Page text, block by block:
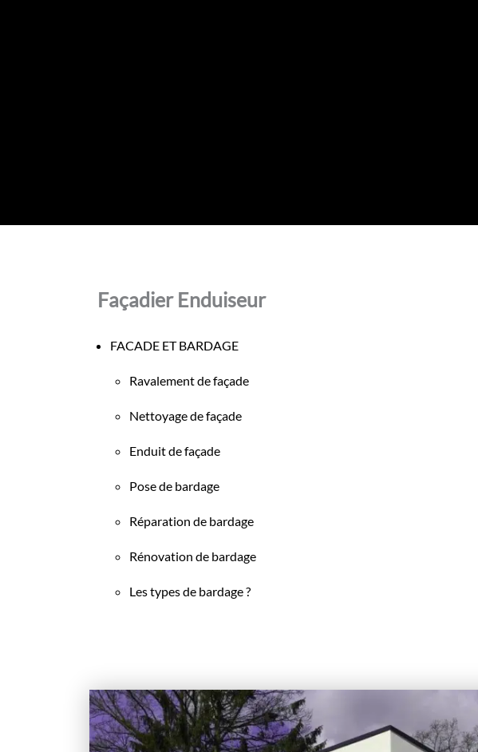
Façadier Enduiseur
FACADE ET BARDAGE
Ravalement de façade
Nettoyage de façade
Enduit de façade
Pose de bardage
Réparation de bardage
Rénovation de bardage
Les types de bardage ?